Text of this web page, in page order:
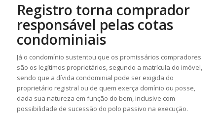
Registro torna comprador
responsável pelas cotas
condominiais
Já o condomínio sustentou que os promissários compradores
são os legítimos proprietários, segundo a matrícula do imóvel,
sendo que a dívida condominial pode ser exigida do
proprietário registral ou de quem exerça domínio ou posse,
dada sua natureza em função do bem, inclusive com
possibilidade de sucessão do polo passivo na execução.